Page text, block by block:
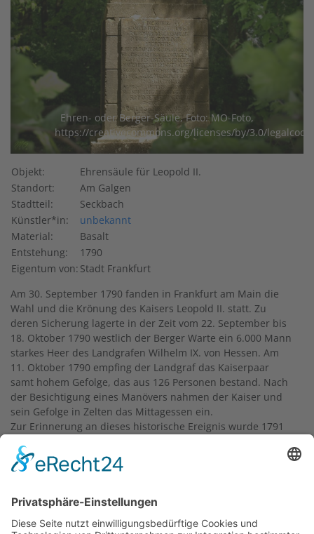
Ehren- oder Berger-Säule, Foto: MO-Foto,
https://creativecommons.org/licenses/by/3.0/legalcode
Objekt:
Ehrensäule für Leopold II.
Standort:
Am Galgen
Stadtteil:
Seckbach
Künstler*in:
unbekannt
Material:
Basalt
Entstehung:
1790
Eigentum von: Stadt Frankfurt
Am 30. September 1790 fanden in Frankfurt am Main die
Wahl und die Krönung des Kaisers Leopold II. statt. Zu
deren Sicherung lagerte in der Zeit vom 22. September bis
18. Oktober 1790 westlich der Berger Warte ein 6.000 Mann
starkes Heer des Landgrafen Wilhelm IX. von Hessen. Am
11. Oktober 1790 empfing der Landgraf das Kaiserpaar
samt hohem Gefolge, das aus 126 Personen bestand. Nach
der Besichtigung eines Manövers nahmen der Kaiser und
sein Gefolge in Zelten das Mittagessen ein.
Zur Erinnerung an dieses historische Ereignis wurde 1791
klassizistische Obelisk ist aus Basalt gebildet und mit
reicher Skulptierung versehen. Eine etwas verwitterte
seine historische Bedeutung. 1962 musste die Ehrensäule
Ihr heutiger Standort am Galgen in der Gemarkung Bergen-